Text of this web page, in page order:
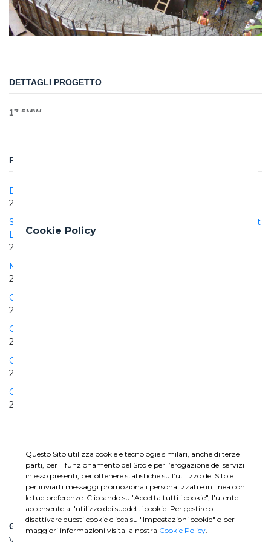
DETTAGLI PROGETTO
17.5MW
PROGETTI CORRELATI
DEWA Phase III PV Solar Power Project
2017 | 2020
Supply, Construction and Operation of the Hydraulic Project
Los Negros II
2015 | 2022
Manduria PV plant
2010 | 2010
Construction of the civil works La Joya Dam
2003 | 2006
Grotte di Castro Pian della Sella PV plant
2010 | 2010
Cisterna PV plant
2009 | 2010
Collarmele PV plant
2010 | 2010
GHELLA SPA
Cookie Policy
Questo Sito utilizza cookie e tecnologie similari, anche di terze
parti, per il funzionamento del Sito e per l’erogazione dei servizi
in esso presenti, per ottenere statistiche sull’utilizzo del Sito e
per inviarti messaggi promozionali personalizzati e in linea con
le tue preferenze. Cliccando su "Accetta tutti i cookie", l'utente
acconsente all'utilizzo dei suddetti cookie. Per gestire o
disattivare questi cookie clicca su "Impostazioni cookie" o per
maggiori informazioni visita la nostra Cookie Policy.